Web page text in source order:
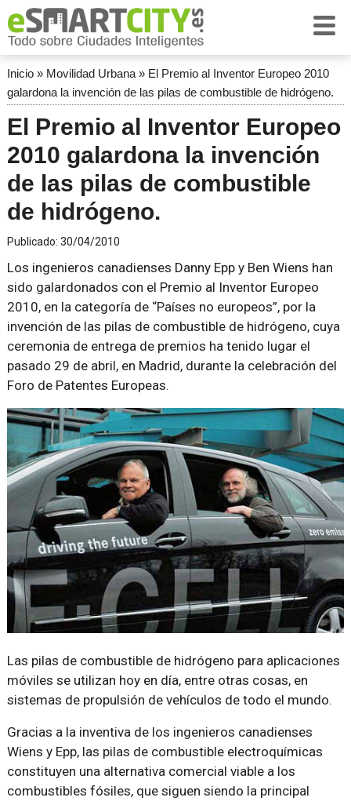
Inicio» Movilidad Urbana» El Premio al Inventor Europeo 2010
galardona la invención de las pilas de combustible de hidrógeno.
El Premio al Inventor Europeo
2010 galardona la invención
de las pilas de combustible
de hidrógeno.
Publicado: 30/04/2010
Los ingenieros canadienses Danny Epp y Ben Wiens han
sido galardonados con el Premio al Inventor Europeo
2010, en la categoría de “Países no europeos”, por la
invención de las pilas de combustible de hidrógeno, cuya
ceremonia de entrega de premios ha tenido lugar el
pasado 29 de abril, en Madrid, durante la celebración del
Foro de Patentes Europeas.
Las pilas de combustible de hidrógeno para aplicaciones
móviles se utilizan hoy en día, entre otras cosas, en
sistemas de propulsión de vehículos de todo el mundo.
Gracias a la inventiva de los ingenieros canadienses
Wiens y Epp, las pilas de combustible electroquímicas
constituyen una alternativa comercial viable a los
combustibles fósiles, que siguen siendo la principal